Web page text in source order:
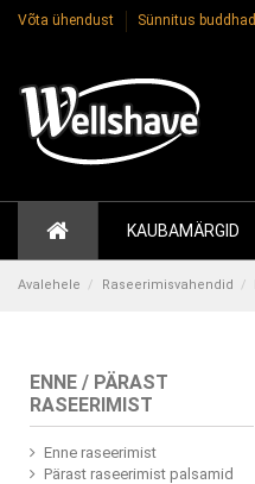
Võta ühendust Sünnitus buddhad
KAUBAMÄRGID
Avalehele Raseerimisvahendid
ENNE / PÄRAST
RASEERIMIST
Enne raseerimist
Pärast raseerimist palsamid